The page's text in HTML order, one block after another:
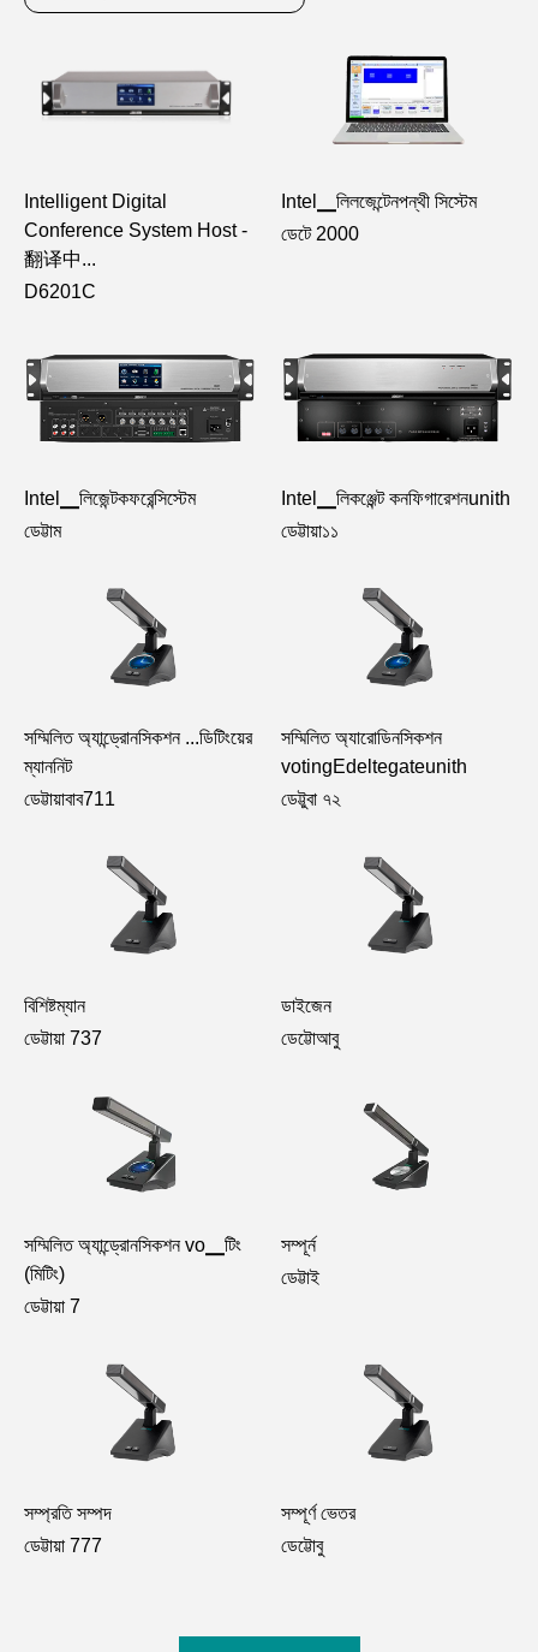
Intelligent Digital
Conference System Host -
翻译中...
D6201C
Intel▁লিলজেন্টেনপন্থী সিস্টেম
ডেটে 2000
Intel▁লিজেন্টকফরেন্সিস্টেম
ডেট্টাম
Intel▁লিকঞ্জেন্ট কনফিগারেশনunith
ডেট্টায়া১১
সম্মিলিত অ্যান্ড্রোনসিকশন ...ডিটিংয়ের
ম্যাননিট
ডেট্টায়াবাব711
সম্মিলিত অ্যারোডিনসিকশন
votingEdeltegateunith
ডেট্টুবা ৭২
বিশিষ্টম্যান
ডেট্টায়া 737
ডাইজেন
ডেট্টোআবু
সম্মিলিত অ্যান্ড্রোনসিকশন vo▁টিং
(মিটিং)
ডেট্টায়া 7
সম্পূর্ন
ডেট্টাই
সম্প্রতি সম্পদ
ডেট্টায়া 777
সম্পূর্ণ ভেতর
ডেট্টোবু